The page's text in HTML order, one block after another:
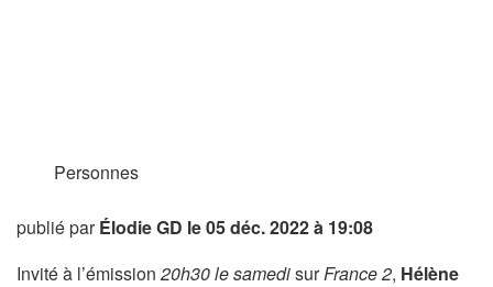
Personnes
publié parÉlodie GD le 05 déc. 2022 à 19:08
Invité à l’émission 20h30 le samedisurFrance 2, Hélène